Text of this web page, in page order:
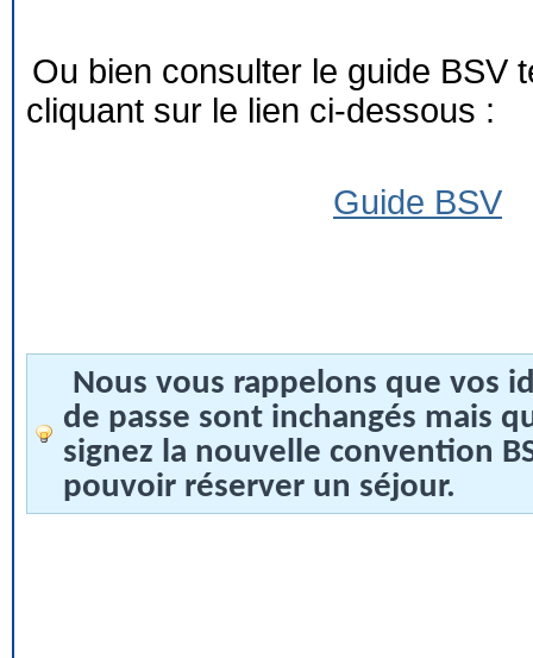
Ou bien consulter le guide BSV
cliquant sur le lien ci-dessous :
Guide BSV
Nous vous rappelons que vos
de passe sont inchangés mais
signez la nouvelle convention
pouvoir réserver un séjour.